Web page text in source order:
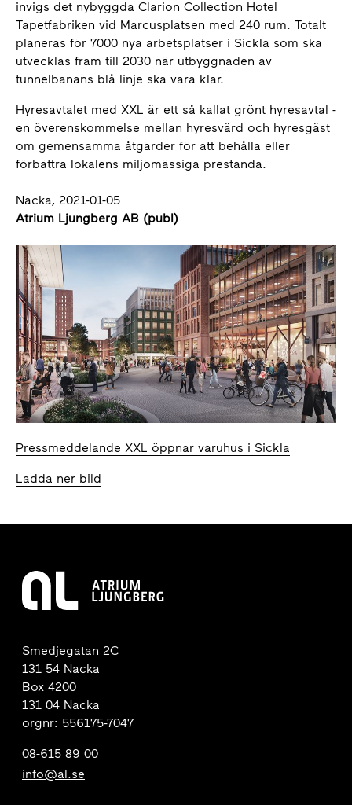
invigs det nybyggda Clarion Collection Hotel
Tapetfabriken vid Marcusplatsen med 240 rum. Totalt
planeras för 7000 nya arbetsplatser i Sickla som ska
utvecklas fram till 2030 när utbyggnaden av
tunnelbanans blå linje ska vara klar.
Hyresavtalet med XXL är ett så kallat grönt hyresavtal -
en överenskommelse mellan hyresvärd och hyresgäst
om gemensamma åtgärder för att behålla eller
förbättra lokalens miljömässiga prestanda.
Nacka, 2021-01-05
Atrium Ljungberg AB (publ)
Pressmeddelande XXL öppnar varuhus i Sickla
Ladda ner bild
Smedjegatan 2C
131 54 Nacka
Box 4200
131 04 Nacka
orgnr: 556175-7047
08-615 89 00
info@al.se